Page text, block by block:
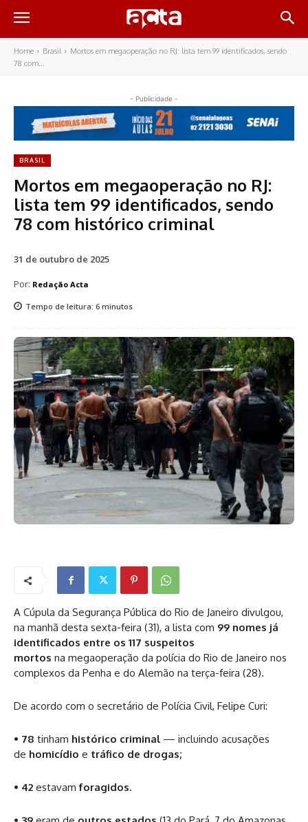
Home Brasil
Mortos em megaoperação no RJ: lista tem 99 identificados, sendo
78 com...
- Publicidade -
BRASIL
Mortos em megaoperação no RJ:
lista tem 99 identificados, sendo
78 com histórico criminal
31 de outubro de 2025
Por: Redação Acta
Tempo de leitura: 6 minutos
A Cúpula da Segurança Pública do Rio de Janeiro divulgou,
na manhã desta sexta-feira (31), a lista com 99 nomes já
identificados entre os 117 suspeitos
mortos na megaoperação da polícia do Rio de Janeiro nos
complexos da Penha e do Alemão na terça-feira (28).
De acordo com o secretário de Polícia Civil, Felipe Curi:
• 78 tinham histórico criminal — incluindo acusações
de homicídio e tráfico de drogas;
• 42 estavamforagidos.